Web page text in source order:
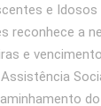
e Idosos
reconhece a
e